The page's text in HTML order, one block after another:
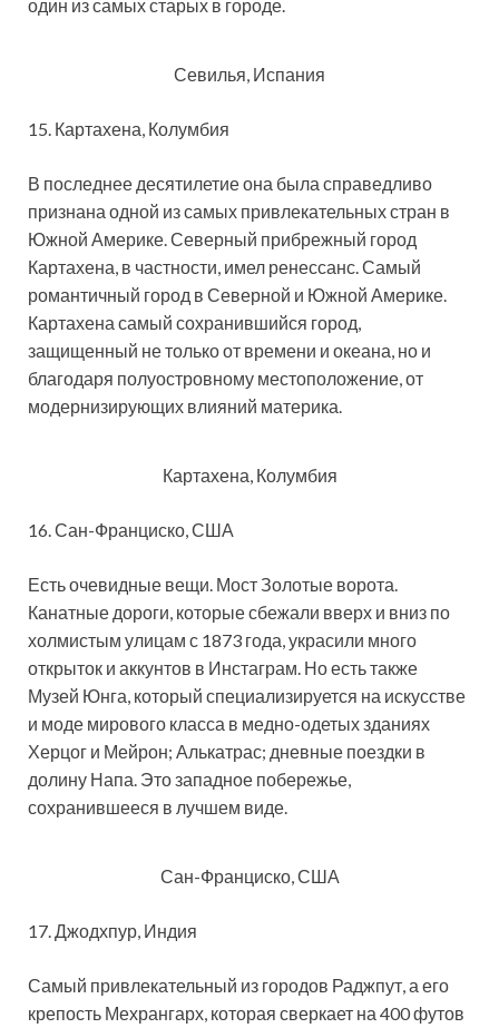
один из самых старых в городе.
Севилья, Испания
15. Картахена, Колумбия
В последнее десятилетие она была справедливо
признана одной из самых привлекательных стран в
Южной Америке. Северный прибрежный город
Картахена, в частности, имел ренессанс. Самый
романтичный город в Северной и Южной Америке.
Картахена самый сохранившийся город,
защищенный не только от времени и океана, но и
благодаря полуостровному местоположение, от
модернизирующих влияний материка.
Картахена, Колумбия
16. Сан-Франциско, США
Есть очевидные вещи. Мост Золотые ворота.
Канатные дороги, которые сбежали вверх и вниз по
холмистым улицам с 1873 года, украсили много
открыток и аккунтов в Инстаграм. Но есть также
Музей Юнга, который специализируется на искусстве
и моде мирового класса в медно-одетых зданиях
Херцог и Мейрон; Алькатрас; дневные поездки в
долину Напа. Это западное побережье,
сохранившееся в лучшем виде.
Сан-Франциско, США
17. Джодхпур, Индия
Самый привлекательный из городов Раджпут, а его
крепость Мехрангарх, которая сверкает на 400 футов